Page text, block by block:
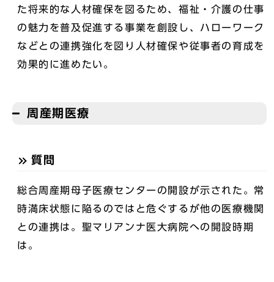
た将来的な人材確保を図るため、福祉・介護の仕事
の魅力を普及促進する事業を創設し、ハローワーク
などとの連携強化を図り人材確保や従事者の育成を
効果的に進めたい。
周産期医療
質問
総合周産期母子医療センターの開設が示された。常
時満床状態に陥るのではと危ぐするが他の医療機関
との連携は。聖マリアンナ医大病院への開設時期
は。